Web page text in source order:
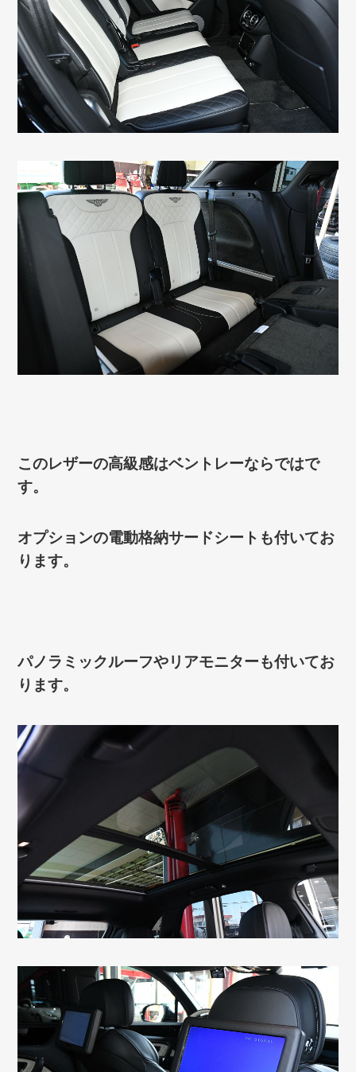
このレザーの高級感はベントレーならではで
す。
オプションの電動格納サードシートも付いてお
ります。
パノラミックルーフやリアモニターも付いてお
ります。